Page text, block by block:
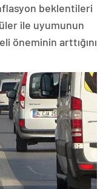
beklentileri
ile uyumunun
öneminin arttığını